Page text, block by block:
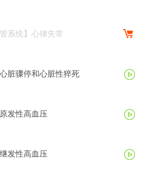
系统】心律失常
脏骤停和心脏性猝死
发性高血压
发性高血压